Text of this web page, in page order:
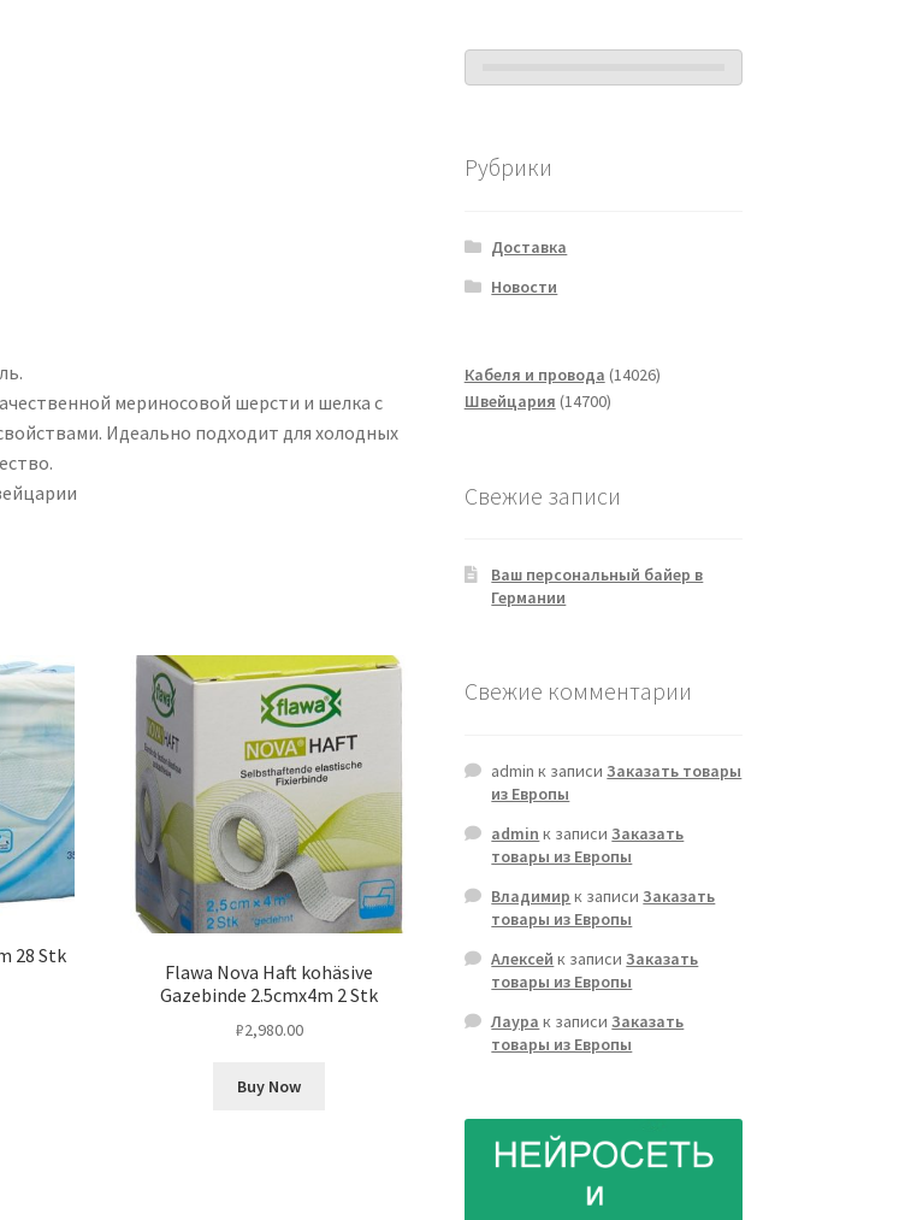
мериносовой шерсти и шелка с
Идеально подходит для холодных
28 Stk
Flawa Nova Haft kohäsive
Gazebinde 2.5cmx4m 2 Stk
₽2,980.00
Buy Now
Рубрики
Доставка
Новости
Кабеля и провода 1402614026
Швейцария 1470014700
Свежие записи
Ваш персональный байер в
Германии
Свежие комментарии
admin к записиЗаказать товары
из Европы
admin к записиЗаказать
товары из Европы
Владимир к записиЗаказать
товары из Европы
Алексей к записиЗаказать
товары из Европы
Лаура к записиЗаказать
товары из Европы